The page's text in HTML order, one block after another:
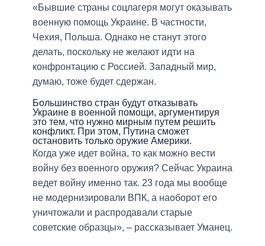
«Бывшие страны соцлагеря могут оказывать
военную помощь Украине. В частности,
Чехия, Польша. Однако не станут этого
делать, поскольку не желают идти на
конфронтацию с Россией. Западный мир,
думаю, тоже будет сдержан.
Большинство стран будут отказывать
Украине в военной помощи, аргументируя
это тем, что нужно мирным путем решить
конфликт. При этом, Путина сможет
остановить только оружие Америки.
Когда уже идет война, то как можно вести
войну без военного оружия? Сейчас Украина
ведет войну именно так. 23 года мы вообще
не модернизировали ВПК, а наоборот его
уничтожали и распродавали старые
советские образцы», – рассказывает Уманец.